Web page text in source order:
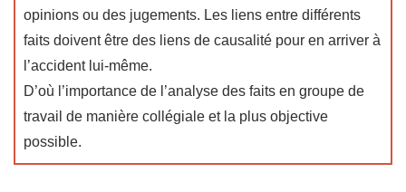
opinions ou des jugements. Les liens entre différents
faits doivent être des liens de causalité pour en arriver à
l’accident lui-même.
D’où l’importance de l’analyse des faits en groupe de
travail de manière collégiale et la plus objective
possible.